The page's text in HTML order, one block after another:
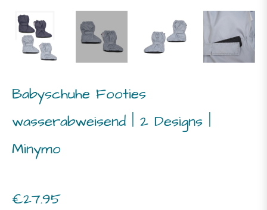
Babyschuhe Footies
wasserabweisend | 2 Designs |
Minymo
Normaler
€27.95